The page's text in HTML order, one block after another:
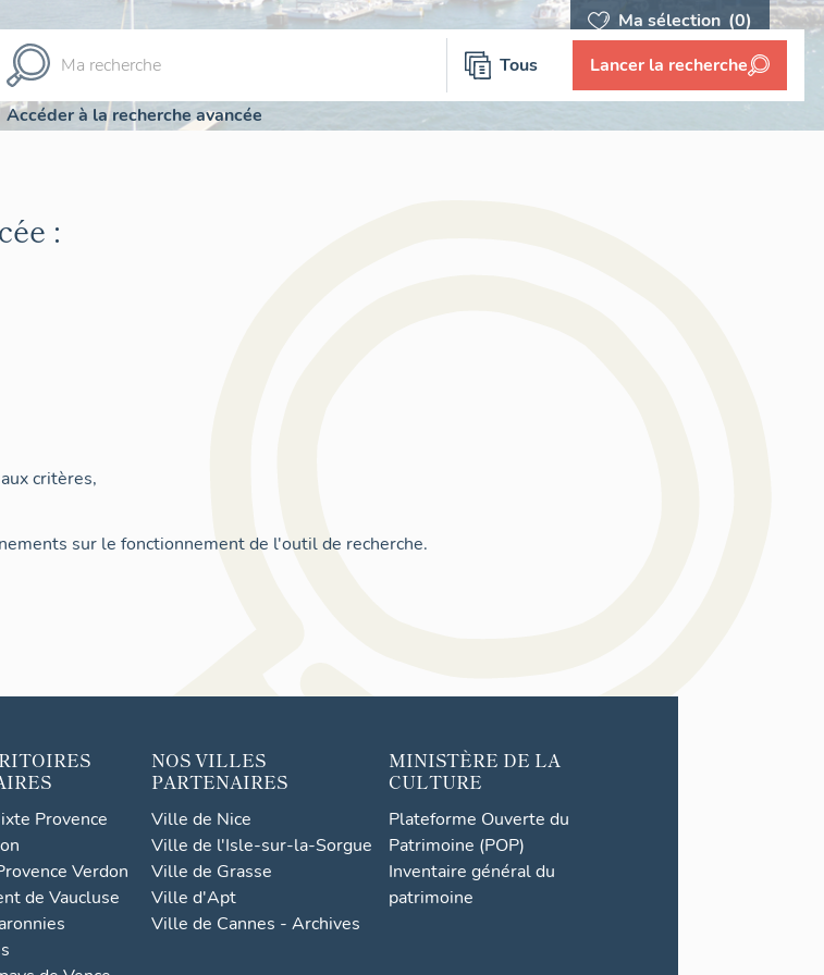
Ma sélection (0)
Tous Lancer la recherche
Accéder à la recherche avancée
:
critères,
sur le fonctionnement de l'outil de recherche.
Provence
Verdon
de Vaucluse
NOS VILLES
PARTENAIRES
Ville de Nice
Ville de l'Isle-sur-la-Sorgue
Ville de Grasse
Ville d'Apt
Ville de Cannes - Archives
MINISTÈRE DE LA
CULTURE
Plateforme Ouverte du
Patrimoine (POP)
Inventaire général du
patrimoine